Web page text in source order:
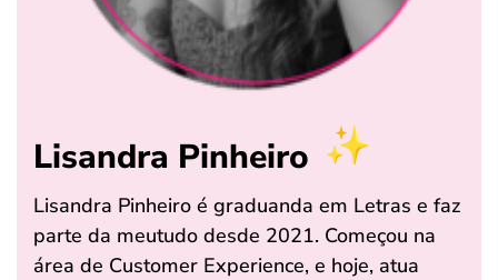
Lisandra Pinheiro
Lisandra Pinheiro é graduanda em Letras e faz
parte da meutudo desde 2021. Começou na
área de Customer Experience, e hoje, atua